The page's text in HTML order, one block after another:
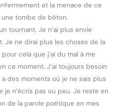
et la menace de ce
une tombe de béton.
tournant. Je n’ai plus envie
Je ne dirai plus les choses de la
cela que j’ai du mal à me
ce moment. J’ai toujours besoin
des moments où je ne sais plus
je n’écris pas ou peu. Je reste en
de la parole poétique en mes